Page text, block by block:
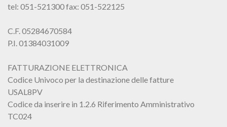
tel: 051-521300 fax: 051-522125
C.F. 05284670584
P.I. 01384031009
FATTURAZIONE ELETTRONICA
Codice Univoco per la destinazione delle fatture
USAL8PV
Codice da inserire in 1.2.6 Riferimento Amministrativo
TC024